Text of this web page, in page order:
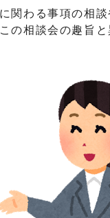
関わる事項の相
の相談会の趣旨